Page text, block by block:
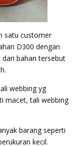
satu customer
D300 dengan
bahan tersebut
webbing yg
macet, tali webbing
barang seperti
kecil.